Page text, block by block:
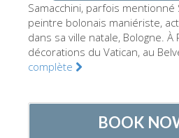
Galerie de
La Galerie
Samacchini, parfois mentionné
peintre bolonais maniériste,
dans sa ville natale, Bologne. À
décorations du Vatican, au
complète